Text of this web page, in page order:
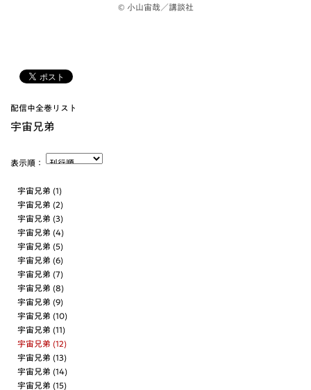
© 小山宙哉／講談社
配信中全巻リスト
宇宙兄弟
表示順：
宇宙兄弟 (1)
宇宙兄弟 (2)
宇宙兄弟 (3)
宇宙兄弟 (4)
宇宙兄弟 (5)
宇宙兄弟 (6)
宇宙兄弟 (7)
宇宙兄弟 (8)
宇宙兄弟 (9)
宇宙兄弟 (10)
宇宙兄弟 (11)
宇宙兄弟 (12)
宇宙兄弟 (13)
宇宙兄弟 (14)
宇宙兄弟 (15)